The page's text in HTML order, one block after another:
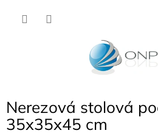
Nerezová stolová
35x35x45 cm